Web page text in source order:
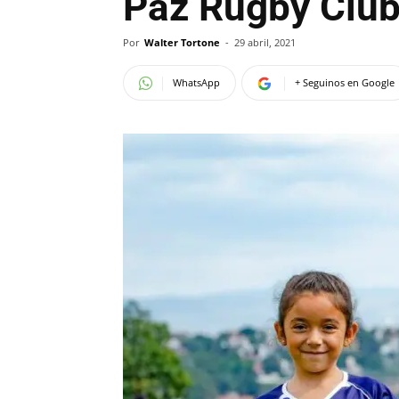
Por Walter Tortone - 29 abril, 2021
WhatsApp + Seguinos en Google